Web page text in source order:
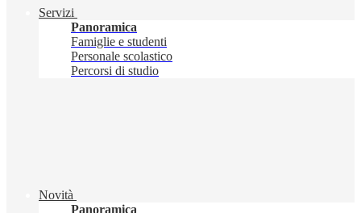
Servizi
Panoramica
Famiglie e studenti
Personale scolastico
Percorsi di studio
Novità
Panoramica